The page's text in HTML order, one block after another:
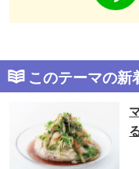
このテーマの新